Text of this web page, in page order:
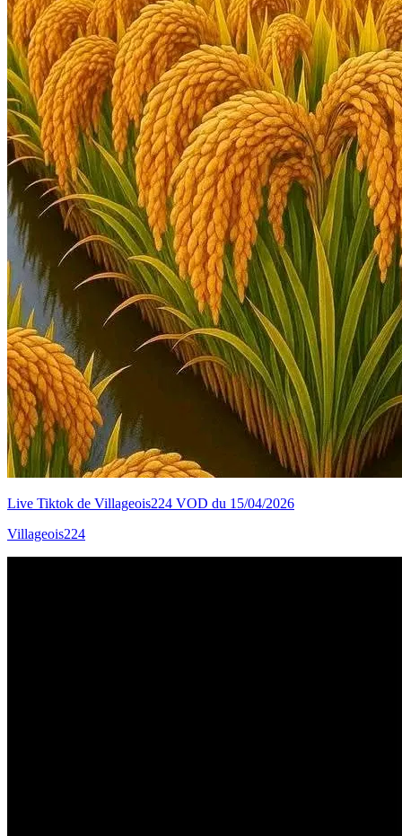
Live Tiktok de Villageois224 VOD du 15/04/2026
Villageois224